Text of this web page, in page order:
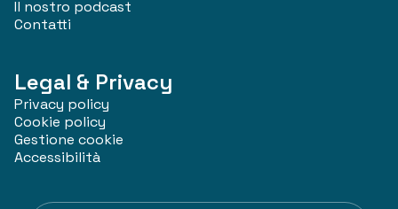
Il nostro podcast
Contatti
Legal & Privacy
Privacy policy
Cookie policy
Gestione cookie
Accessibilità